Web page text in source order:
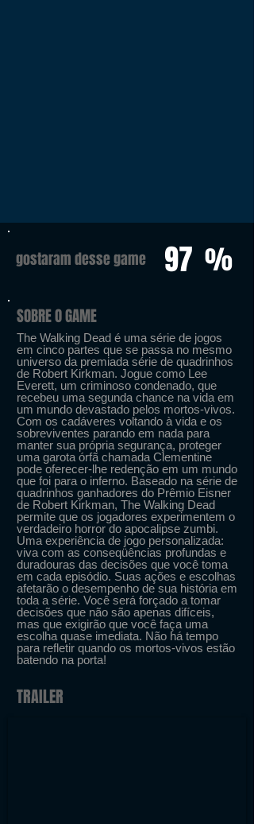
gostaram desse game 97 %
SOBRE O GAME
The Walking Dead é uma série de jogos
em cinco partes que se passa no mesmo
universo da premiada série de quadrinhos
de Robert Kirkman. Jogue como Lee
Everett, um criminoso condenado, que
recebeu uma segunda chance na vida em
um mundo devastado pelos mortos-vivos.
Com os cadáveres voltando à vida e os
sobreviventes parando em nada para
manter sua própria segurança, proteger
uma garota órfã chamada Clementine
pode oferecer-lhe redenção em um mundo
que foi para o inferno. Baseado na série de
quadrinhos ganhadores do Prêmio Eisner
de Robert Kirkman, The Walking Dead
permite que os jogadores experimentem o
verdadeiro horror do apocalipse zumbi.
Uma experiência de jogo personalizada:
viva com as conseqüências profundas e
duradouras das decisões que você toma
em cada episódio. Suas ações e escolhas
afetarão o desempenho de sua história em
toda a série. Você será forçado a tomar
decisões que não são apenas difíceis,
mas que exigirão que você faça uma
escolha quase imediata. Não há tempo
para refletir quando os mortos-vivos estão
batendo na porta!
TRAILER